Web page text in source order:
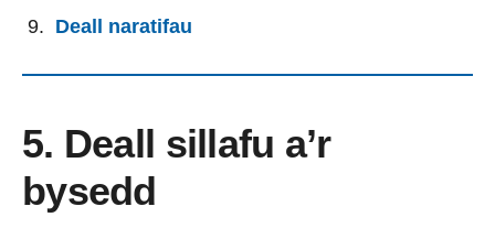
Deall naratifau
5. Deall sillafu a’r
bysedd